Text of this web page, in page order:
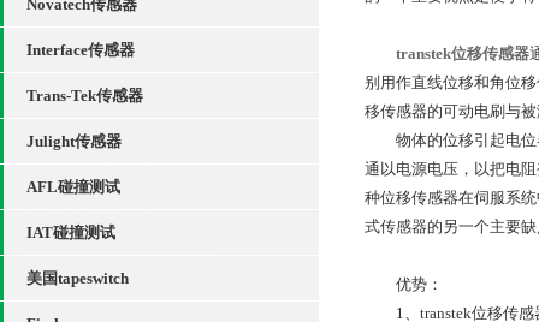
Novatech传感器
Interface传感器
Trans-Tek传感器
Julight传感器
AFL碰撞测试
IAT碰撞测试
美国tapeswitch
transtek位移传感器
别用作直线位移和角位
移传感器的可动电刷与
物体的位移引起电位
通以电源电压，以把电
种位移传感器在伺服系
式传感器的另一个主要
优势：
1、transtek位移传感